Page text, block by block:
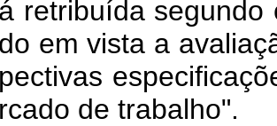
retribuída segundo
em vista a
de trabalho".